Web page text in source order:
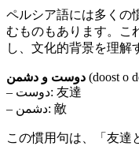
ペルシア語には多くの
むものもあります。こ
し、文化的背景を理解
دوست و دشمن (doost o
– دوست: 友達
– دشمن: 敵
この慣用句は、「友達